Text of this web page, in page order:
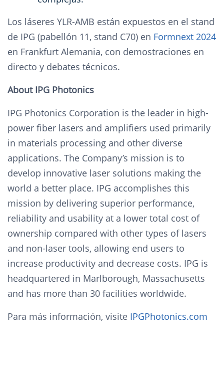
Los láseres YLR-AMB están expuestos en el stand
de IPG (pabellón 11, stand C70) en Formnext 2024
en Frankfurt Alemania, con demostraciones en
directo y debates técnicos.
About IPG Photonics
IPG Photonics Corporation is the leader in high-
power fiber lasers and amplifiers used primarily
in materials processing and other diverse
applications. The Company’s mission is to
develop innovative laser solutions making the
world a better place. IPG accomplishes this
mission by delivering superior performance,
reliability and usability at a lower total cost of
ownership compared with other types of lasers
and non-laser tools, allowing end users to
increase productivity and decrease costs. IPG is
headquartered in Marlborough, Massachusetts
and has more than 30 facilities worldwide.
Para más información, visite IPGPhotonics.com